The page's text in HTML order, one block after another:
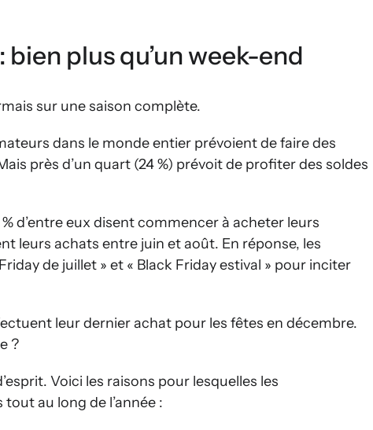
plus qu’un week-end
sur une saison complète.
dans le monde entier prévoient de faire des
près d’un quart (24 %) prévoit de profiter des soldes
d’entre eux disent commencer à acheter leurs
leurs achats entre juin et août. En réponse, les
de juillet » et « Black Friday estival » pour inciter
leur dernier achat pour les fêtes en décembre.
?
Voici les raisons pour lesquelles les
au long de l’année :